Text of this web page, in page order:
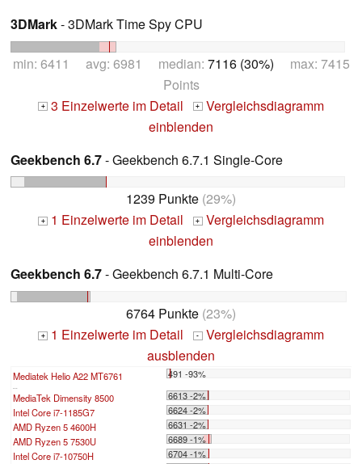
3DMark- 3DMark Time Spy CPU
min: 6411 avg: 6981 median: 7116 (30%) max: 7415
Points
+ 3 Einzelwerte im Detail + Vergleichsdiagramm
einblenden
Geekbench 6.7- Geekbench 6.7.1 Single-Core
1239 Punkte (29%)
+ 1 Einzelwerte im Detail + Vergleichsdiagramm
einblenden
Geekbench 6.7- Geekbench 6.7.1 Multi-Core
6764 Punkte (23%)
+ 1 Einzelwerte im Detail - Vergleichsdiagramm
ausblenden
Mediatek Helio A22 MT6761 491 -93%
...
MediaTek Dimensity 8500
6613 -2%
Intel Core i7-1185G7
6624 -2%
AMD Ryzen 5 4600H
6631 -2%
AMD Ryzen 5 7530U
6689 -1%
Intel Core i7-10750H
6704 -1%